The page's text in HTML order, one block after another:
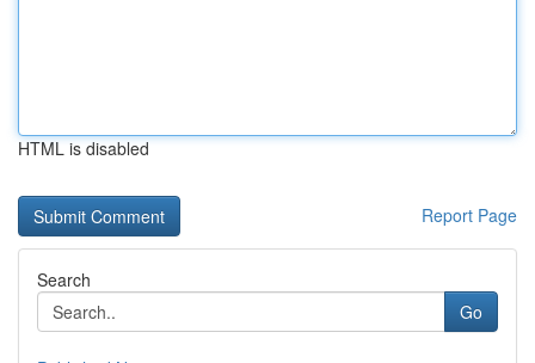
HTML is disabled
Report Page
Search
Go